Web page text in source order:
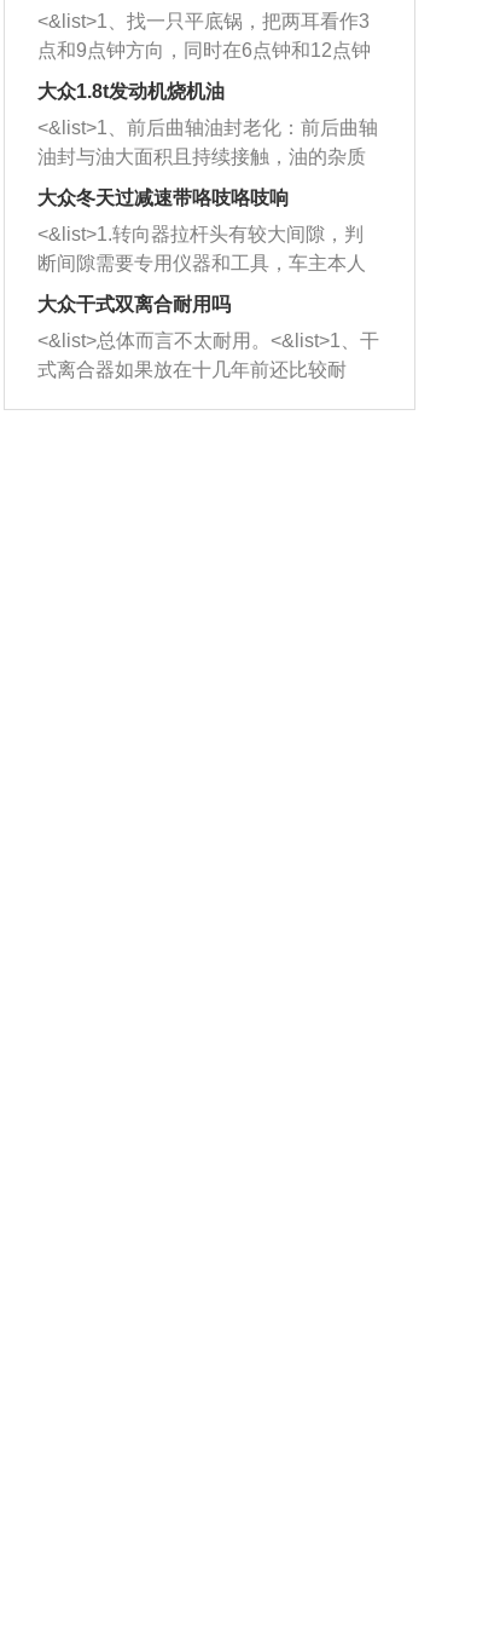
施。 <&list>2、直接利用木棍将所有的
杂物推到排气管里面的位置处，然后将
三元催化器拆解开，就可以将堵塞的东
西取出来。但如果是因为积碳过多引起
的堵塞，就需要将三元催化器泡在草酸
洗剂对堵塞的情况得到解决，将清洗剂
放在燃油箱中，与燃油混合后，车辆启
动时，就可以和汽油一起进入到燃烧
室，最后形成废气排出，就可以让三元
催化器得到清洗，排气管堵塞的情况就
能够得到解决。
<&list>1、找一只平底锅，把两耳看作3
点和9点钟方向，同时在6点钟和12点钟
方向做一个标记。 <&list>2、双手握住
一圈半的练习，往右同样也要打相同的
圈数。 <&list>3、最后强调要反复练
习，这样就可以形成肌肉记忆，在真实
驾驶车辆时，不需要记忆也能打好方
向。
大众1.8t发动机烧机油
<&list>1、前后曲轴油封老化：前后曲轴
油封与油大面积且持续接触，油的杂质
和发动机内持续温度变化使其密封效果
逐渐减弱，导致渗油或漏油。<&list>2、
活塞间隙过大：积碳会使活塞环与缸体
的间隙扩大，导致机油流入燃烧室中，
造成烧机油。<&list>3、机油粘度。使用
机油粘度过小的话，同样会有烧机油现
象，机油粘度过小具有很好的流动性，
大众冬天过减速带咯吱咯吱响
<&list>1.转向器拉杆头有较大间隙，判
断间隙需要专用仪器和工具，车主本人
无法制作，需要将车辆送到修理厂或4s
店；<&list>2.车辆半轴套管防尘罩破
裂，破裂后会出现漏油现象，使半轴磨
损严重，磨损的半轴容易损坏，产生异
响；<&list>3.稳定器的转向胶套和球头
大众干式双离合耐用吗
<&list>总体而言不太耐用。<&list>1、干
式离合器如果放在十几年前还比较耐